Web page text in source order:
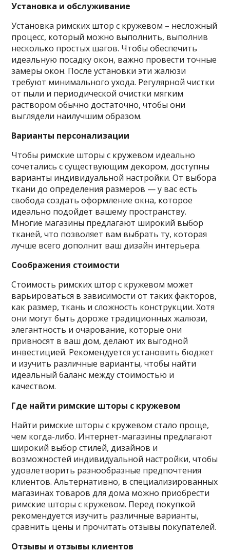
Установка и обслуживание
Установка римских штор с кружевом – несложный
процесс, который можно выполнить, выполнив
несколько простых шагов. Чтобы обеспечить
идеальную посадку окон, важно провести точные
замеры окон. После установки эти жалюзи
требуют минимального ухода. Регулярной чистки
от пыли и периодической очистки мягким
раствором обычно достаточно, чтобы они
выглядели наилучшим образом.
Варианты персонализации
Чтобы римские шторы с кружевом идеально
сочетались с существующим декором, доступны
варианты индивидуальной настройки. От выбора
ткани до определения размеров — у вас есть
свобода создать оформление окна, которое
идеально подойдет вашему пространству.
Многие магазины предлагают широкий выбор
тканей, что позволяет вам выбрать ту, которая
лучше всего дополнит ваш дизайн интерьера.
Соображения стоимости
Стоимость римских штор с кружевом может
варьироваться в зависимости от таких факторов,
как размер, ткань и сложность конструкции. Хотя
они могут быть дороже традиционных жалюзи,
элегантность и очарование, которые они
привносят в ваш дом, делают их выгодной
инвестицией. Рекомендуется установить бюджет
и изучить различные варианты, чтобы найти
идеальный баланс между стоимостью и
качеством.
Где найти римские шторы с кружевом
Найти римские шторы с кружевом стало проще,
чем когда-либо. Интернет-магазины предлагают
широкий выбор стилей, дизайнов и
возможностей индивидуальной настройки, чтобы
удовлетворить разнообразные предпочтения
клиентов. Альтернативно, в специализированных
магазинах товаров для дома можно приобрести
римские шторы с кружевом. Перед покупкой
рекомендуется изучить различные варианты,
сравнить цены и прочитать отзывы покупателей.
Отзывы и отзывы клиентов